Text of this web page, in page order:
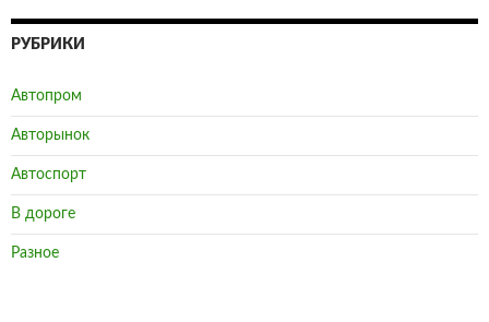
РУБРИКИ
Автопром
Авторынок
Автоспорт
В дороге
Разное